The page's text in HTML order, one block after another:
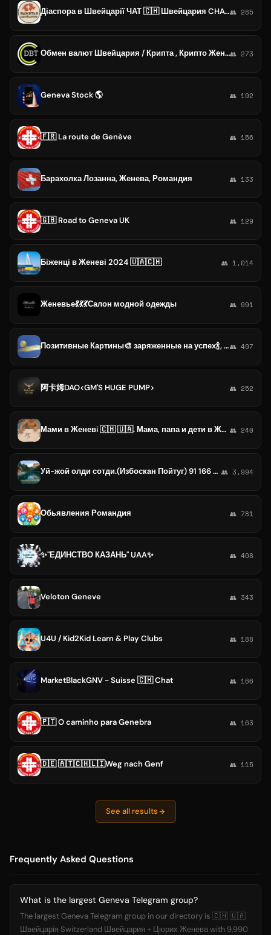
Діаспора в Швейцарії ЧАТ 🇨🇭 Швейцария CHAT #украинцы #беженцы #українці #біженці #базель #цюріх #берн #женева👥 285
Обмен валют Швейцария / Крипта , Крипто Женева, Цюрих, Берн👥 273
Geneva Stock 🌎 👥 192
🇫🇷 La route de Genève 👥 156
Барахолка Лозанна, Женева, Романдия 👥 133
🇬🇧 Road to Geneva UK 👥 129
Біженці в Женеві 2024 🇺🇦🇨🇭 👥 1,014
Женевье💃💃💃Салон модной одежды 👥 991
Позитивные Картины🎨 заряженные на успех🍾, раскрывающие🤩 потенциал 💯 🎨🥂🥰👥 497
阿卡姆DAO<GM'S HUGE PUMP> 👥 252
Мами в Женевi 🇨🇭 🇺🇦. Мама, папа и дети в Женеве. Родительство 👥 240
Уй-жой олди сотди.(Избоскан Пойтуг) 91 166 58 55 Жахонгир. 👥 3,994
Обьявления Романдия 👥 781
✨"ЕДИНСТВО КАЗАНЬ" UAA✨ 👥 408
Veloton Geneve 👥 343
U4U / Kid2Kid Learn & Play Clubs 👥 188
MarketBlackGNV - Suisse 🇨🇭 Chat 👥 166
🇵🇹 O caminho para Genebra 👥 163
🇩🇪 🇦🇹🇨🇭🇱🇮Weg nach Genf 👥 115
See all results
Frequently Asked Questions
What is the largest Geneva Telegram group?
The largest Geneva Telegram group in our directory is 🇨🇭 🇺🇦
Швейцарія Switzerland Швейцария + Цюрих Женева with 9,990